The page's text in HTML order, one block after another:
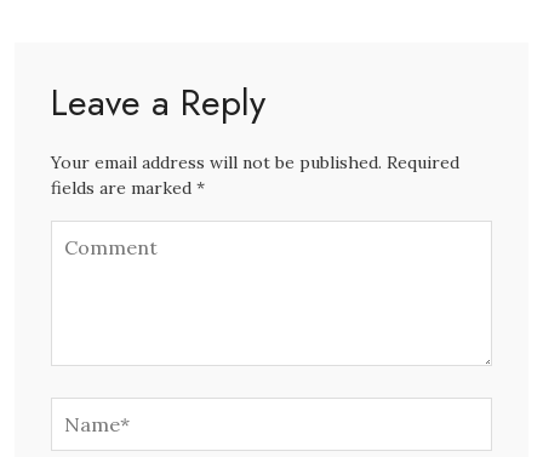
Leave a Reply
Your email address will not be published. Required
fields are marked *